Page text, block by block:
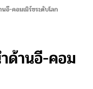
อี-คอมเมิร์ซระดับโลก
ด้านอี-คอม